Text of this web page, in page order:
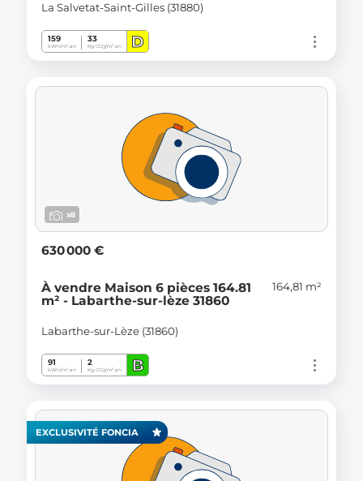
La Salvetat-Saint-Gilles (31880)
159
kWh/m².an
33
Kg CO2/m².an D
x8
630 000 €
À vendre Maison 6 pièces 164.81
m² - Labarthe-sur-lèze 31860
164,81 m²
Labarthe-sur-Lèze (31860)
91
kWh/m².an
2
Kg CO2/m².an B
EXCLUSIVITÉ FONCIA